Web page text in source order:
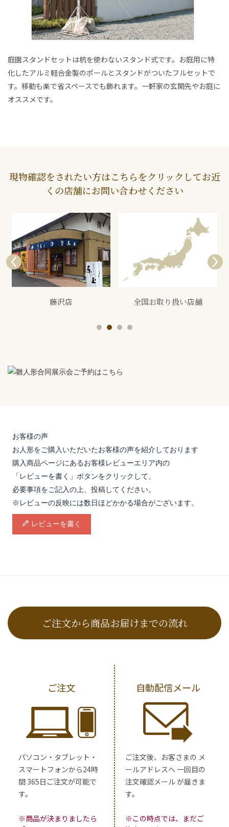
庭園スタンドセットは杭を使わないスタンド式です。お庭用に特
化したアルミ軽合金製のポールとスタンドがついたフルセットで
す。移動も楽で省スペースでも飾れます。一軒家の玄関先やお庭に
オススメです。
現物確認をされたい方はこちらをクリックしてお近
くの店舗にお問い合わせください
全国お取り扱い店舗 展示会
お客様の声
お人形をご購入いただいたお客様の声を紹介しております
購入商品ページにあるお客様レビューエリア内の
「レビューを書く」ボタンをクリックして、
必要事項をご記入の上、投稿してください。
※レビューの反映には数日ほどかかる場合がございます。
レビューを書く
ご注文から商品お届けまでの流れ
ご注文
パソコン・タブレット・
スマートフォンから24時
間 365日ご注文が可能で
す。
※商品が決まりましたら
自動配信メール
ご注文後、お客さまの メ
ールアドレスへ 一回目の
注文確認メール が届きま
す。
※この時点では、まだご